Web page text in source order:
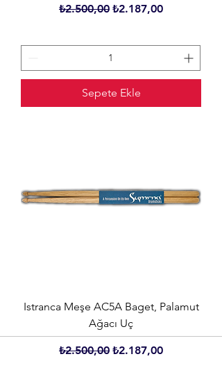
Normal Fiyat
₺2.500,00 İndirimli Fiyat
₺2.187,00
Sepete Ekle
Istranca Meşe AC5A Baget, Palamut
Ağacı Uç
Normal Fiyat
₺2.500,00 İndirimli Fiyat
₺2.187,00